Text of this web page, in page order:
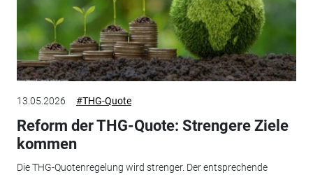
13.05.2026 #THG-Quote
Reform der THG-Quote: Strengere Ziele
kommen
Die THG-Quotenregelung wird strenger. Der entsprechende